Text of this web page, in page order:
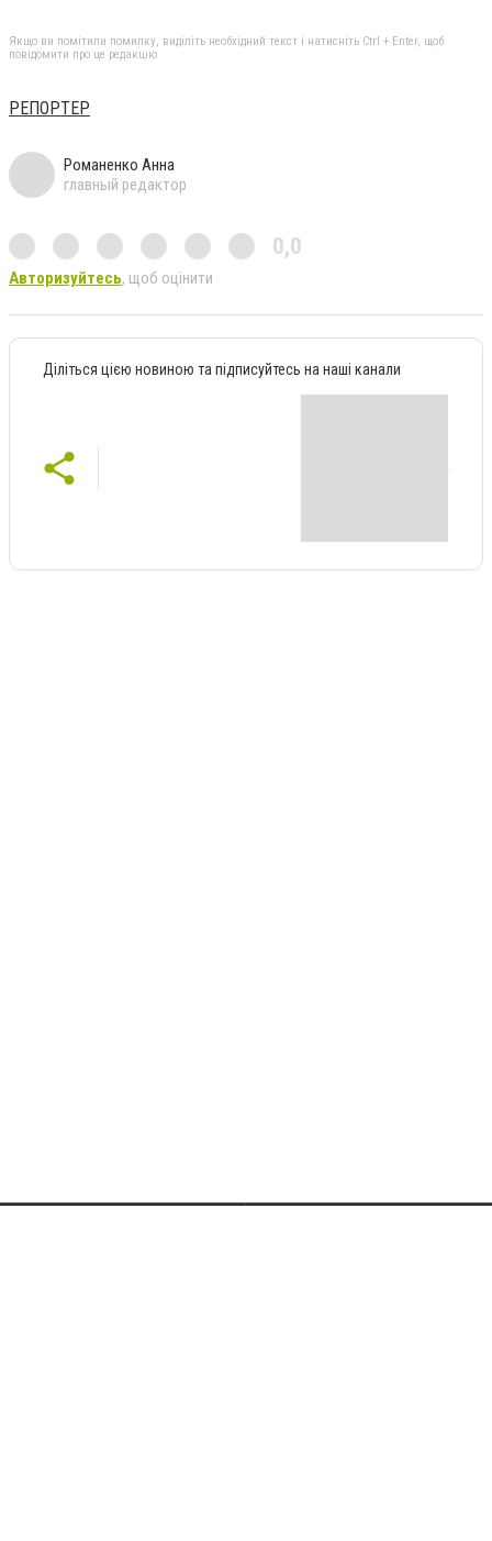
Якщо ви помітили помилку, виділіть необхідний текст і натисніть Ctrl + Enter, щоб
повідомити про це редакцію
РЕПОРТЕР
Романенко Анна
главный редактор
0,0
Авторизуйтесь, щоб оцінити
Діліться цією новиною та підписуйтесь на наші канали